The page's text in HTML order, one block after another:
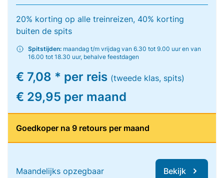
20% korting op alle treinreizen, 40% korting
buiten de spits
Spitstijden: maandag t/m vrijdag van 6.30 tot 9.00 uur en van
16.00 tot 18.30 uur, behalve feestdagen
€ 7,08 * per reis (tweede klas, spits)
€ 29,95 per maand
Goedkoper na 9 retours per maand
Maandelijks opzegbaar Bekijk